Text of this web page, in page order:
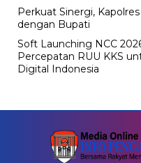
Perkuat Sinergi,
dengan Bupati
Soft Launching NCC
Percepatan RUU KKS
Digital Indonesia